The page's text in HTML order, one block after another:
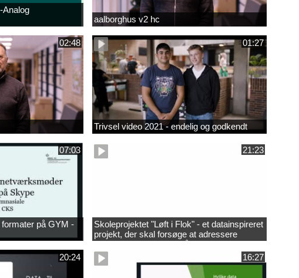
Analog
aalborghus v2 hc
02:48 01:27
Trivsel video 2021 - endelig og godkendt
07:03
på GYM -
21:23
Skoleprojektet "Løft i Flok" - et datainspireret
projekt, der skal forsøge at adressere
løfteevneproblemerne på Mariagerfjord
Gymnasium
20:24 16:27